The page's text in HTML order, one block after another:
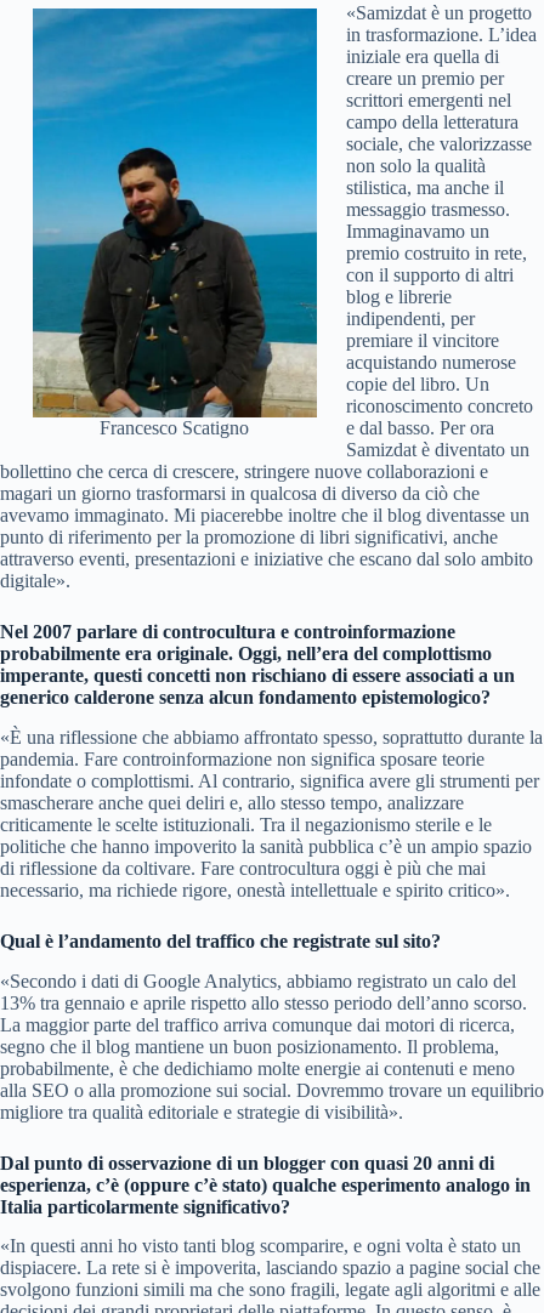
Francesco Scatigno
«Samizdat è un progetto
in trasformazione. L’idea
iniziale era quella di
creare un premio per
scrittori emergenti nel
campo della letteratura
sociale, che valorizzasse
non solo la qualità
stilistica, ma anche il
messaggio trasmesso.
Immaginavamo un
premio costruito in rete,
con il supporto di altri
blog e librerie
indipendenti, per
premiare il vincitore
acquistando numerose
copie del libro. Un
riconoscimento concreto
e dal basso. Per ora
Samizdat è diventato un
bollettino che cerca di crescere, stringere nuove collaborazioni e
magari un giorno trasformarsi in qualcosa di diverso da ciò che
avevamo immaginato. Mi piacerebbe inoltre che il blog diventasse un
punto di riferimento per la promozione di libri significativi, anche
attraverso eventi, presentazioni e iniziative che escano dal solo ambito
digitale».
Nel 2007 parlare di controcultura e controinformazione
probabilmente era originale. Oggi, nell’era del complottismo
imperante, questi concetti non rischiano di essere associati a un
generico calderone senza alcun fondamento epistemologico?
«È una riflessione che abbiamo affrontato spesso, soprattutto durante la
pandemia. Fare controinformazione non significa sposare teorie
infondate o complottismi. Al contrario, significa avere gli strumenti per
smascherare anche quei deliri e, allo stesso tempo, analizzare
criticamente le scelte istituzionali. Tra il negazionismo sterile e le
politiche che hanno impoverito la sanità pubblica c’è un ampio spazio
di riflessione da coltivare. Fare controcultura oggi è più che mai
necessario, ma richiede rigore, onestà intellettuale e spirito critico».
Qual è l’andamento del traffico che registrate sul sito?
«Secondo i dati di Google Analytics, abbiamo registrato un calo del
13% tra gennaio e aprile rispetto allo stesso periodo dell’anno scorso.
La maggior parte del traffico arriva comunque dai motori di ricerca,
segno che il blog mantiene un buon posizionamento. Il problema,
probabilmente, è che dedichiamo molte energie ai contenuti e meno
alla SEO o alla promozione sui social. Dovremmo trovare un equilibrio
migliore tra qualità editoriale e strategie di visibilità».
Dal punto di osservazione di un blogger con quasi 20 anni di
esperienza, c’è (oppure c’è stato) qualche esperimento analogo in
Italia particolarmente significativo?
«In questi anni ho visto tanti blog scomparire, e ogni volta è stato un
dispiacere. La rete si è impoverita, lasciando spazio a pagine social che
svolgono funzioni simili ma che sono fragili, legate agli algoritmi e alle